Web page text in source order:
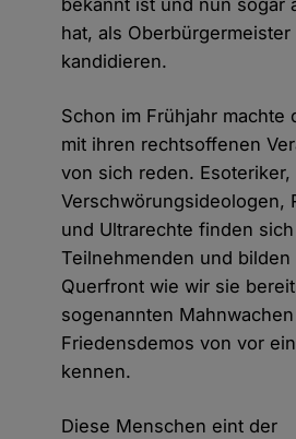
bekannt ist und nun sogar
hat, als Oberbürgermeister
kandidieren.
Schon im Frühjahr machte
mit ihren rechtsoffenen
von sich reden. Esoteriker,
Verschwörungsideologen,
und Ultrarechte finden
Teilnehmenden und
Querfront wie wir sie
sogenannten
Friedensdemos von vor
kennen.
Diese Menschen eint der